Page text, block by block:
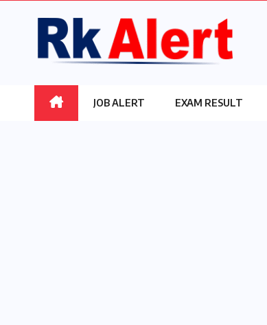
JOB ALERT EXAM RESULT